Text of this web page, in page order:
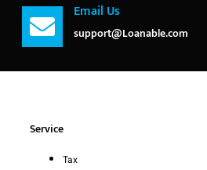
Email Us
support@Loanable.com
Service
Tax